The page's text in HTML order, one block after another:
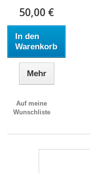
50,00 €
In den
Warenkorb
Mehr
Auf meine
Wunschliste